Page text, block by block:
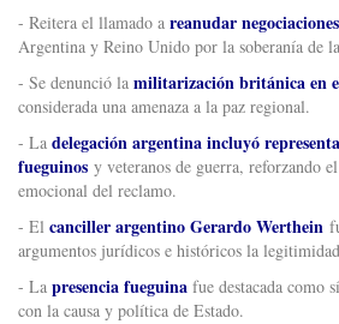
- Reitera el llamado a reanudar
Argentina y Reino Unido por la soberanía de
- Se denunció la militarización británica en
considerada una amenaza a la paz regional.
- La delegación argentina incluyó
fueguinos y veteranos de guerra, reforzando
emocional del reclamo.
- El canciller argentino Gerardo Werthein
argumentos jurídicos e históricos la
- La presencia fueguina fue destacada como
con la causa y política de Estado.